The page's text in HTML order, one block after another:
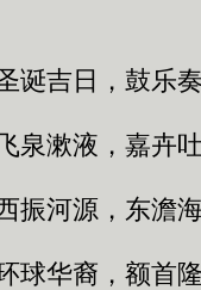
吉日，鼓乐
漱液，嘉卉
河源，东澹
华裔，额首